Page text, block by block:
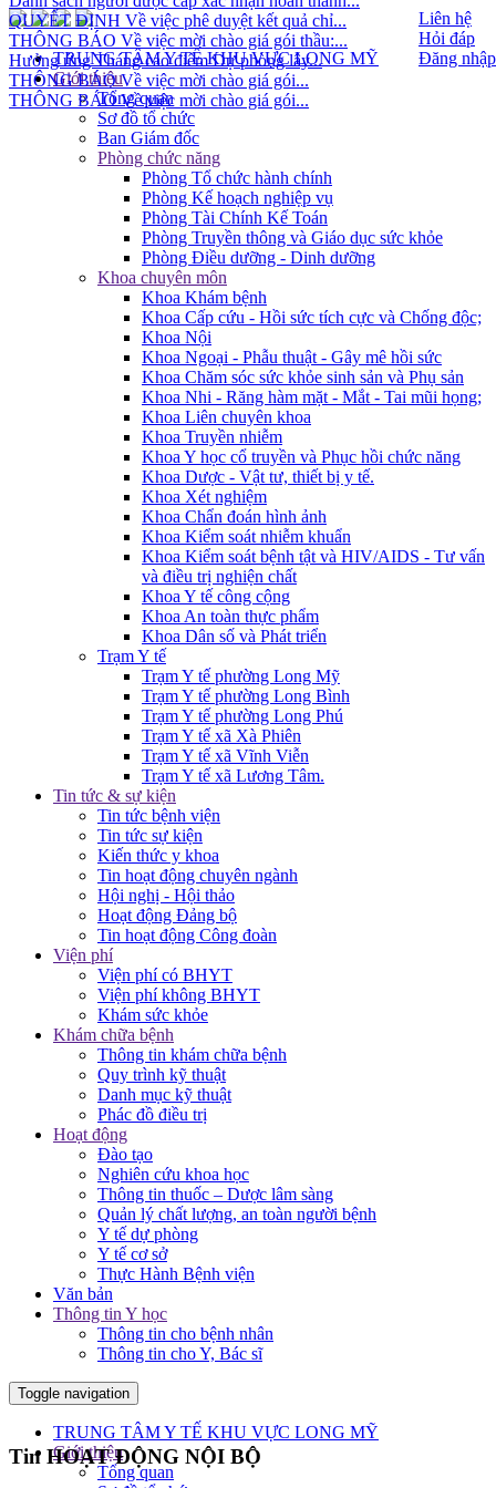
Liên hệ
Hỏi đáp
Đăng nhập
TRUNG TÂM Y TẾ KHU VỰC LONG MỸ
Giới thiệu
Tổng quan
Sơ đồ tổ chức
Ban Giám đốc
Phòng chức năng
Phòng Tổ chức hành chính
Phòng Kế hoạch nghiệp vụ
Phòng Tài Chính Kế Toán
Phòng Truyền thông và Giáo dục sức khỏe
Phòng Điều dưỡng - Dinh dưỡng
Khoa chuyên môn
Khoa Khám bệnh
Khoa Cấp cứu - Hồi sức tích cực và Chống độc;
Khoa Nội
Khoa Ngoại - Phẫu thuật - Gây mê hồi sức
Khoa Chăm sóc sức khỏe sinh sản và Phụ sản
Khoa Nhi - Răng hàm mặt - Mắt - Tai mũi họng;
Khoa Liên chuyên khoa
Khoa Truyền nhiễm
Khoa Y học cổ truyền và Phục hồi chức năng
Khoa Dược - Vật tư, thiết bị y tế.
Khoa Xét nghiệm
Khoa Chẩn đoán hình ảnh
Khoa Kiểm soát nhiễm khuẩn
Khoa Kiểm soát bệnh tật và HIV/AIDS - Tư vấn
và điều trị nghiện chất
Khoa Y tế công cộng
Khoa An toàn thực phẩm
Khoa Dân số và Phát triển
Trạm Y tế
Trạm Y tế phường Long Mỹ
Trạm Y tế phường Long Bình
Trạm Y tế phường Long Phú
Trạm Y tế xã Xà Phiên
Trạm Y tế xã Vĩnh Viễn
Trạm Y tế xã Lương Tâm.
Tin tức & sự kiện
Tin tức bệnh viện
Tin tức sự kiện
Kiến thức y khoa
Tin hoạt động chuyên ngành
Hội nghị - Hội thảo
Hoạt động Đảng bộ
Tin hoạt động Công đoàn
Viện phí
Viện phí có BHYT
Viện phí không BHYT
Khám sức khỏe
Khám chữa bệnh
Thông tin khám chữa bệnh
Quy trình kỹ thuật
Danh mục kỹ thuật
Phác đồ điều trị
Hoạt động
Đào tạo
Nghiên cứu khoa học
Thông tin thuốc – Dược lâm sàng
Quản lý chất lượng, an toàn người bệnh
Y tế dự phòng
Y tế cơ sở
Thực Hành Bệnh viện
Văn bản
Thông tin Y học
Thông tin cho bệnh nhân
Thông tin cho Y, Bác sĩ
Toggle navigation
TRUNG TÂM Y TẾ KHU VỰC LONG MỸ
Giới thiệu
Tổng quan
Tin HOẠT ĐỘNG NỘI BỘ
THÔNG BÁO Về việc mời chào giá gói thầu:...
Hưởng ứng Tháng cao điểm Dự phòng lây...
THÔNG BÁO Về việc mời chào giá gói...
THÔNG BÁO Về việc mời chào giá gói...